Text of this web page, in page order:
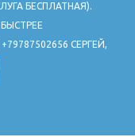
БЕСПЛАТНАЯ).
СЕРГЕЙ,